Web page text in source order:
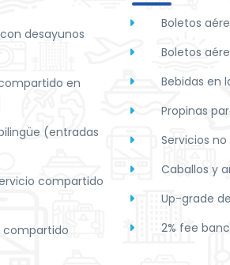
desayunos
en
(entradas
compartido
compartido
Boletos
Boletos
Bebidas en
Propinas
Servicios
Caballos y
Up-grade
2% fee